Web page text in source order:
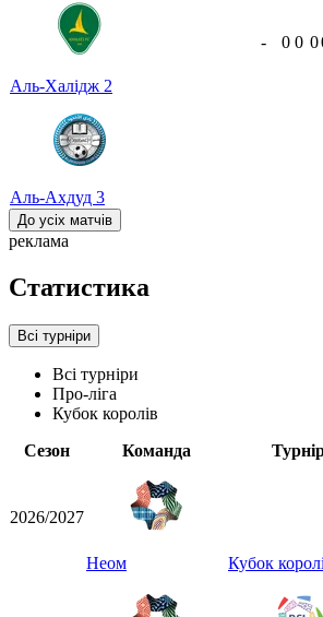
Аль-Халідж 2
Аль-Ахдуд 3
- 0 0 0
До усіх матчів
реклама
Статистика
Всі турніри
Всі турніри
Про-ліга
Кубок королів
Сезон
Команда
2026/2027
Неом Кубок